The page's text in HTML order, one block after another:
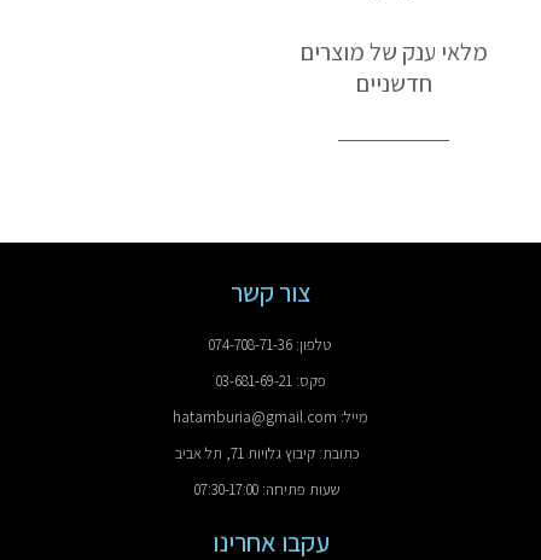
מלאי ענק של מוצרים
חדשניים
צור קשר
טלפון: 074-708-71-36
פקס: 03-681-69-21
מייל: hatamburia@gmail.com
כתובת: קיבוץ גלויות 71, תל אביב
שעות פתיחה: 07:30-17:00
עקבו אחרינו